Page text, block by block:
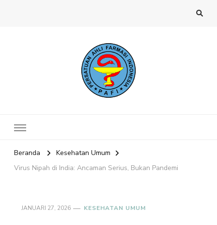
Beranda
Kesehatan Umum
Virus Nipah di India: Ancaman Serius, Bukan Pandemi
JANUARI 27, 2026 KESEHATAN UMUM